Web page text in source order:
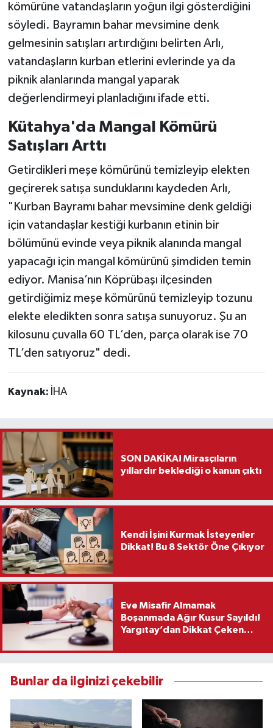
kömürüne vatandaşların yoğun ilgi gösterdiğini
söyledi. Bayramın bahar mevsimine denk
gelmesinin satışları artırdığını belirten Arlı,
vatandaşların kurban etlerini evlerinde ya da
piknik alanlarında mangal yaparak
değerlendirmeyi planladığını ifade etti.
Kütahya'da Mangal Kömürü
Satışları Arttı
Getirdikleri meşe kömürünü temizleyip elekten
geçirerek satışa sunduklarını kaydeden Arlı,
"Kurban Bayramı bahar mevsimine denk geldiği
için vatandaşlar kestiği kurbanın etinin bir
bölümünü evinde veya piknik alanında mangal
yapacağı için mangal kömürünü şimdiden temin
ediyor. Manisa’nın Köprübaşı ilçesinden
getirdiğimiz meşe kömürünü temizleyip tozunu
elekte eledikten sonra satışa sunuyoruz. Şu an
kilosunu çuvalla 60 TL’den, parça olarak ise 70
TL’den satıyoruz" dedi.
Kaynak: İHA
SON DAKİKA! Mirasçıların
yıllardır beklediği o kanun çıktı
Kendi İşini Kurmak İsteyenler
Dikkat! Bu 8 Sektör Öne Çıkıyor
Eve Misafir Almamak
Boşanmada Ağır Kusur Sayıldı!
Yargıtay’dan Dikkat Çeken
Bunlar da ilginizi çekebilir
Teknoloji
Vasıta
Vefat Haberleri
Yaşam